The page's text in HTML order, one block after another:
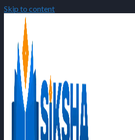
Skip to content